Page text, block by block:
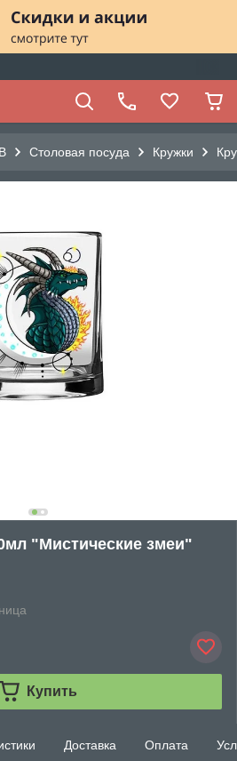
Столовая посуда Кружки
"Мистические змеи"
Купить
Доставка Оплата